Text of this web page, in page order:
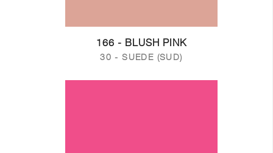
166 - BLUSH PINK
30 - SUEDE (SUD)